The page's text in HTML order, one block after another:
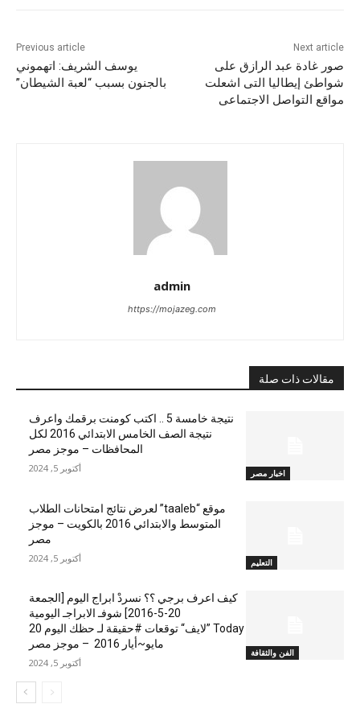
Previous article
يوسف الشريف: اتهموني
بالجنون بسبب “لعبة الشيطان”
Next article
صور غادة عبد الرازق على
شواطئ إيطاليا التى اشعلت
مواقع التواصل الاجتماعى
admin
https://mojazeg.com
مقالات ذات صلة
اخبار مصر
نتيجة خامسة 5 .. اكتب كومنت برقمك واعرف
نتيجة الصف الخامس الابتدائي 2016 لكل
المحافظات – موجز مصر
أكتوبر 5, 2024
التعليم
موقع “taaleb” لعرض نتائج امتحانات الطلاب
المتوسط والابتدائي 2016 بالكويت – موجز
مصر
أكتوبر 5, 2024
الفن والثقافة
كيف اعرف برجي ؟؟ نسردْ ابراج اليوم [الجمعة
20-5-2016] شوفـ الابراجـ اليومية
Today ”لايف“ توقعات #حقيقة لـ حظك اليوم 20
مايو~أيار 2016 – موجز مصر
أكتوبر 5, 2024